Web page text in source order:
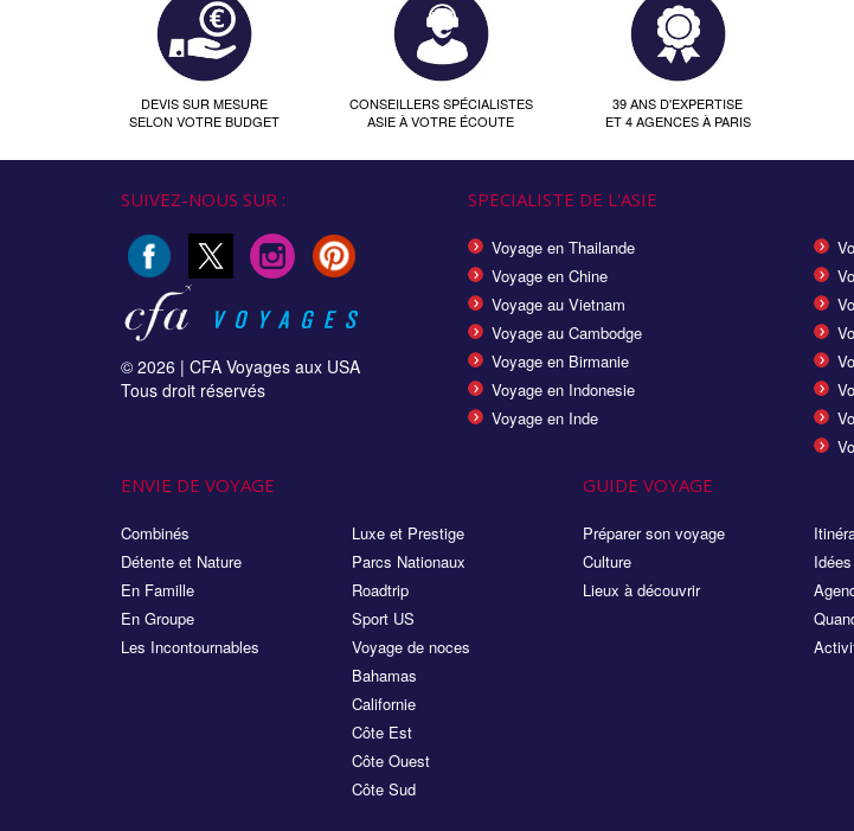
DEVIS SUR MESURE
SELON VOTRE BUDGET
CONSEILLERS SPÉCIALISTES
ASIE À VOTRE ÉCOUTE
39 ANS D'EXPERTISE
ET 4 AGENCES À PARIS
SUIVEZ-NOUS SUR :
© 2026 | CFA Voyages aux USA
Tous droit réservés
SPECIALISTE DE L'ASIE
Voyage en Thailande
Voyage en Chine
Voyage au Vietnam
Voyage au Cambodge
Voyage en Birmanie
Voyage en Indonesie
Voyage en Inde
ENVIE DE VOYAGE
Combinés
Détente et Nature
En Famille
En Groupe
Les Incontournables
Luxe et Prestige
Parcs Nationaux
Roadtrip
Sport US
Voyage de noces
Bahamas
Californie
Côte Est
Côte Ouest
Côte Sud
GUIDE VOYAGE
Préparer son voyage
Culture
Lieux à découvrir